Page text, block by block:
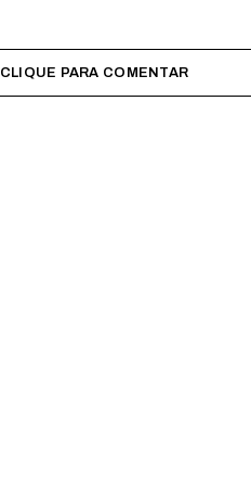
CLIQUE PARA COMENTAR